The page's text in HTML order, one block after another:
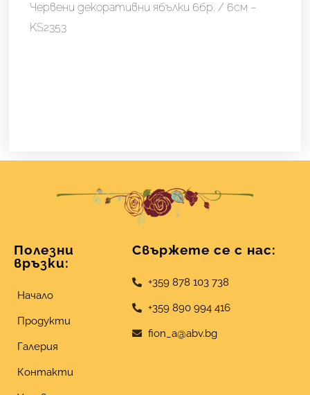
Червени декоративни ябълки 6бр. / 6см –
KS2353
Полезни
връзки:
Начало
Продукти
Галерия
Контакти
Свържете се с нас:
+359 878 103 738
+359 890 994 416
fion_a@abv.bg